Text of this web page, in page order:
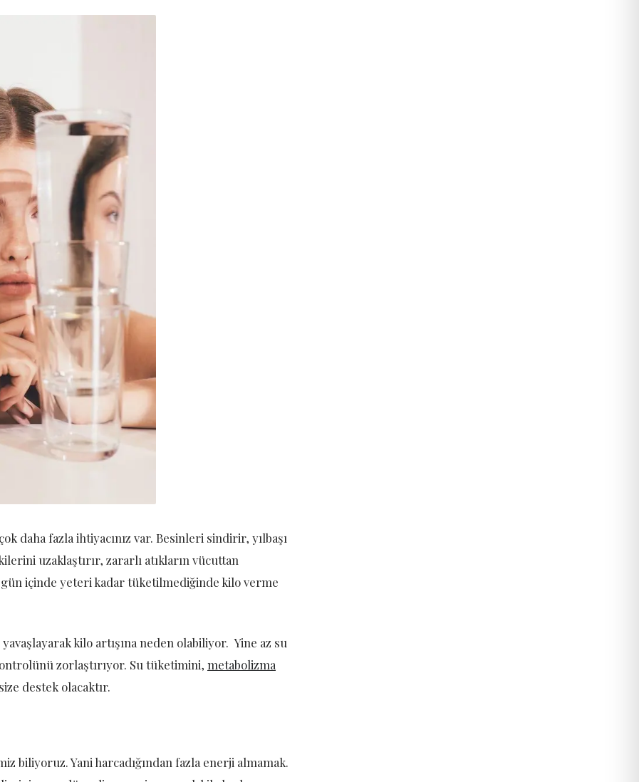
daha fazla ihtiyacınız var. Besinleri sindirir, yılbaşı
uzaklaştırır, zararlı atıkların vücuttan
gün içinde yeteri kadar tüketilmediğinde kilo verme
kilo artışına neden olabiliyor. Yine az su
zorlaştırıyor. Su tüketimini, metabolizma
destek olacaktır.
biliyoruz. Yani harcadığından fazla enerji almamak.